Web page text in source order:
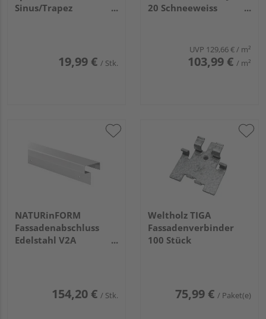
Sinus/Trapez
19,99 € / Stk.
20 Schneeweiss
UVP 129,66 € / m²
103,99 € / m²
NATURinFORM
Fassadenabschluss
Edelstahl V2A
154,20 € / Stk.
Weltholz TIGA
Fassadenverbinder
100 Stück
75,99 € / Paket(e)